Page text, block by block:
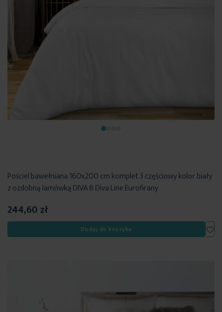
Pościel bawełniana 160x200 cm komplet 3 częściowy kolor biały
z ozdobną lamówką DIVA 8 Diva Line Eurofirany
244,60 zł
Dodaj do koszyka